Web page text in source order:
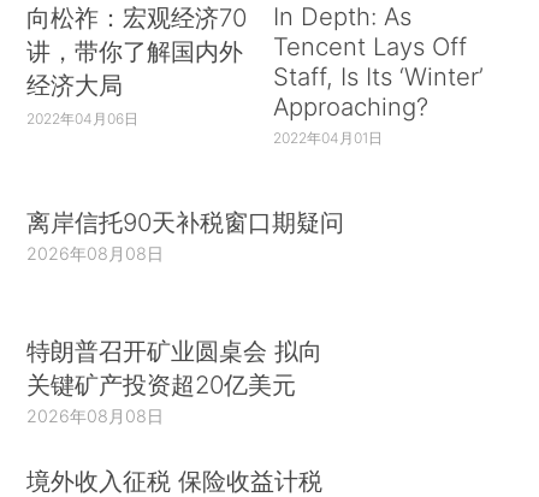
向松祚：宏观经济70
讲，带你了解国内外
经济大局
2022年04月06日
In Depth: As
Tencent Lays Off
Staff, Is Its ‘Winter’
Approaching?
2022年04月01日
离岸信托90天补税窗口期疑问
2026年08月08日
特朗普召开矿业圆桌会 拟向
关键矿产投资超20亿美元
2026年08月08日
境外收入征税 保险收益计税